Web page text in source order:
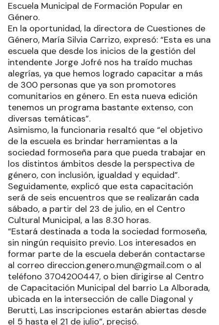
Escuela Municipal de Formación Popular en
Género.
En la oportunidad, la directora de Cuestiones de
Género, María Silvia Carrizo, expresó: “Esta es una
escuela que desde los inicios de la gestión del
intendente Jorge Jofré nos ha traído muchas
alegrías, ya que hemos logrado capacitar a más
de 300 personas que ya son promotores
comunitarios en género. En esta nueva edición
tenemos un programa bastante extenso, con
diversas temáticas”.
Asimismo, la funcionaria resaltó que “el objetivo
de la escuela es brindar herramientas a la
sociedad formoseña para que pueda trabajar en
los distintos ámbitos desde la perspectiva de
género, con inclusión, igualdad y equidad”.
Seguidamente, explicó que esta capacitación
será de seis encuentros que se realizarán cada
sábado, a partir del 23 de julio, en el Centro
Cultural Municipal, a las 8.30 horas.
“Estará destinada a toda la sociedad formoseña,
sin ningún requisito previo. Los interesados en
formar parte de la escuela deberán contactarse
al correo direccion.genero.mun@gmail.com o al
teléfono 3704200447, o bien dirigirse al Centro
de Capacitación Municipal del barrio La Alborada,
ubicada en la intersección de calle Diagonal y
Berutti, Las inscripciones estarán abiertas desde
el 5 hasta el 21 de julio”, precisó.